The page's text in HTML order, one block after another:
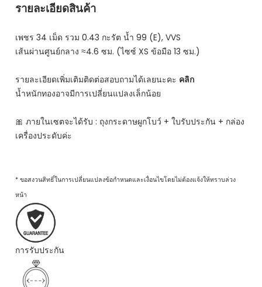
รายละเอียดสินค้า
เพชร 34 เม็ด รวม 0.43 กะรัต น้ำ 99 (E), VVS
เส้นผ่านศูนย์กลาง ≈4.6 ซม. (ไซซ์ XS ข้อมือ 13 ซม.)
รายละเอียดเพิ่มเติมติดต่อสอบถามได้เลยนะคะ คลิก
น้ำหนักทองอาจมีการเปลี่ยนแปลงเล็กน้อย
🎀 ภายในเซตจะได้รับ : ถุงกระดาษผูกโบว์ + ใบรับประกัน + กล่อง
เครื่องประดับค่ะ
* ขอสงวนสิทธิ์ในการเปลี่ยนแปลงข้อกำหนดและเงื่อนไขโดยไม่ต้องแจ้งให้ทราบล่วง
หน้า
การรับประกัน